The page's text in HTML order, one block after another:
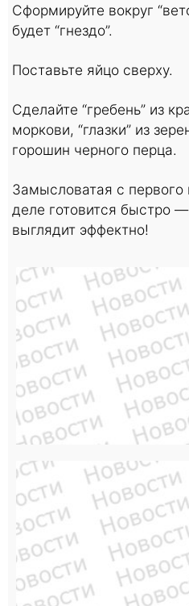
Сформируйте вокруг
будет “гнездо”.
Поставьте яйцо сверху.
Сделайте “гребень” из
моркови, “глазки” из
горошин черного перца.
Замысловатая с первого
деле готовится быстро
выглядит эффектно!